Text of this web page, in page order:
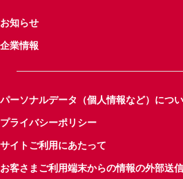
お知らせ
企業情報
パーソナルデータ（個人情報など）につ
プライバシーポリシー
サイトご利用にあたって
お客さまご利用端末からの情報の外部送